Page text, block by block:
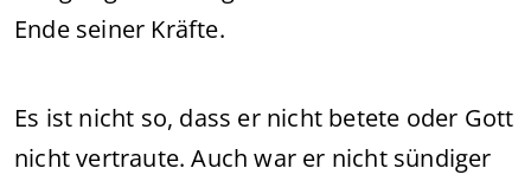
Ende seiner Kräfte.
Es ist nicht so, dass er nicht betete oder Gott
nicht vertraute. Auch war er nicht sündiger